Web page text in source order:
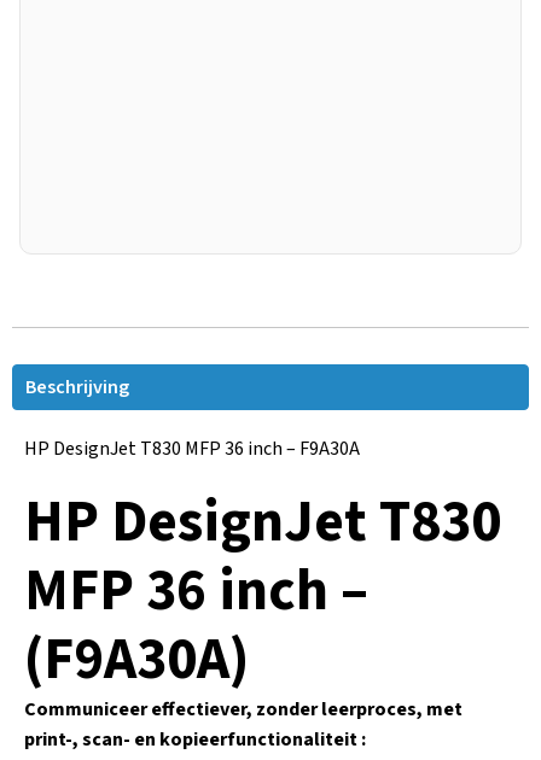
Beschrijving
HP DesignJet T830 MFP 36 inch – F9A30A
HP DesignJet T830
MFP 36 inch –
(F9A30A)
Communiceer effectiever, zonder leerproces, met
print-, scan- en kopieerfunctionaliteit :